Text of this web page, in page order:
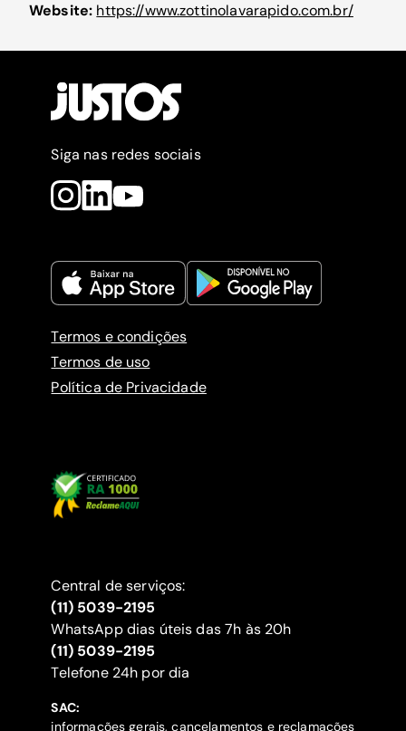
Website: https://www.zottinolavarapido.com.br/
Siga nas redes sociais
Termos e condições
Termos de uso
Política de Privacidade
Central de serviços:
(11) 5039-2195
WhatsApp dias úteis das 7h às 20h
(11) 5039-2195
‍Telefone 24h por dia
SAC:
informações gerais, cancelamentos e reclamações